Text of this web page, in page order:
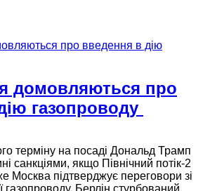
домовляються про
газопроводу
терміну на посаді Дональд Трамп
санкціями, якщо Північний потік-2
Москва підтверджує переговори зі
Берлін стурбований.